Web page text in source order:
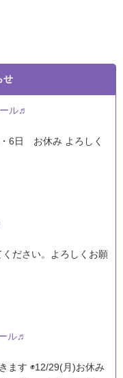
せ
ル♬
6日 お休み よろしく
ださい。よろしくお願
ル♬
ます ◉12/29(月)お休み